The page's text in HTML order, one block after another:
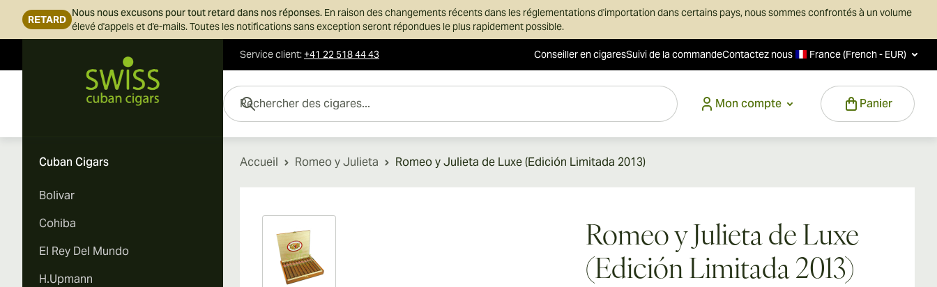
RETARD
Nous nous excusons pour tout retard dans nos réponses. En raison des changements récents dans les réglementations d'importation dans certains pays, nous sommes confrontés à un volume
élevé d'appels et d'e-mails. Toutes les notifications sans exception seront répondues le plus rapidement possible.
Service client:+41 22 518 44 43 Conseiller en cigaresSuivi de la commandeContactez nous France (French - EUR)
Mon compte
Panier
Rechercher des cigares...
Cuban Cigars
Bolivar
Cohiba
El Rey Del Mundo
H.Upmann
Accueil Romeo y Julieta Romeo y Julieta de Luxe (Edición Limitada 2013)
Romeo y Julieta de Luxe
(Edición Limitada 2013)